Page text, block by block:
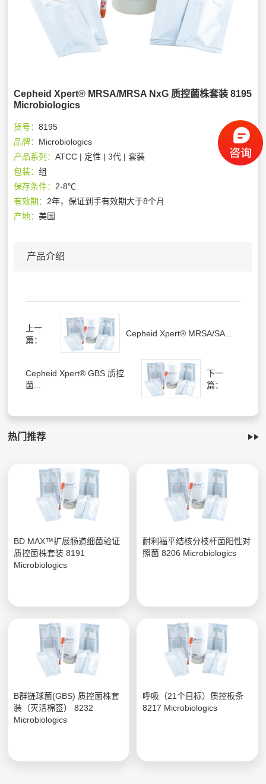
Cepheid Xpert® MRSA/MRSA NxG 质控菌株套装 8195
Microbiologics
货号：8195
品牌： Microbiologics
产品系列：ATCC | 定性 | 3代 | 套装
包装：组
保存条件： 2-8℃
有效期： 2年，保证到手有效期大于8个月
产地：美国
产品介绍
上一
篇：
Cepheid Xpert® MRSA/SA...
Cepheid Xpert® GBS 质控
菌...
下一
篇：
热门推荐
BD MAX™扩展肠道细菌验证
质控菌株套装 8191
Microbiologics
耐利福平结核分枝杆菌阳性对
照菌 8206 Microbiologics
B群链球菌(GBS) 质控菌株套
装（灭活棉签） 8232
Microbiologics
呼吸（21个目标）质控板条
8217 Microbiologics